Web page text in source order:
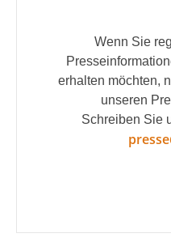
Wenn Sie
erhalten möchten,
unseren
Schreiben Sie